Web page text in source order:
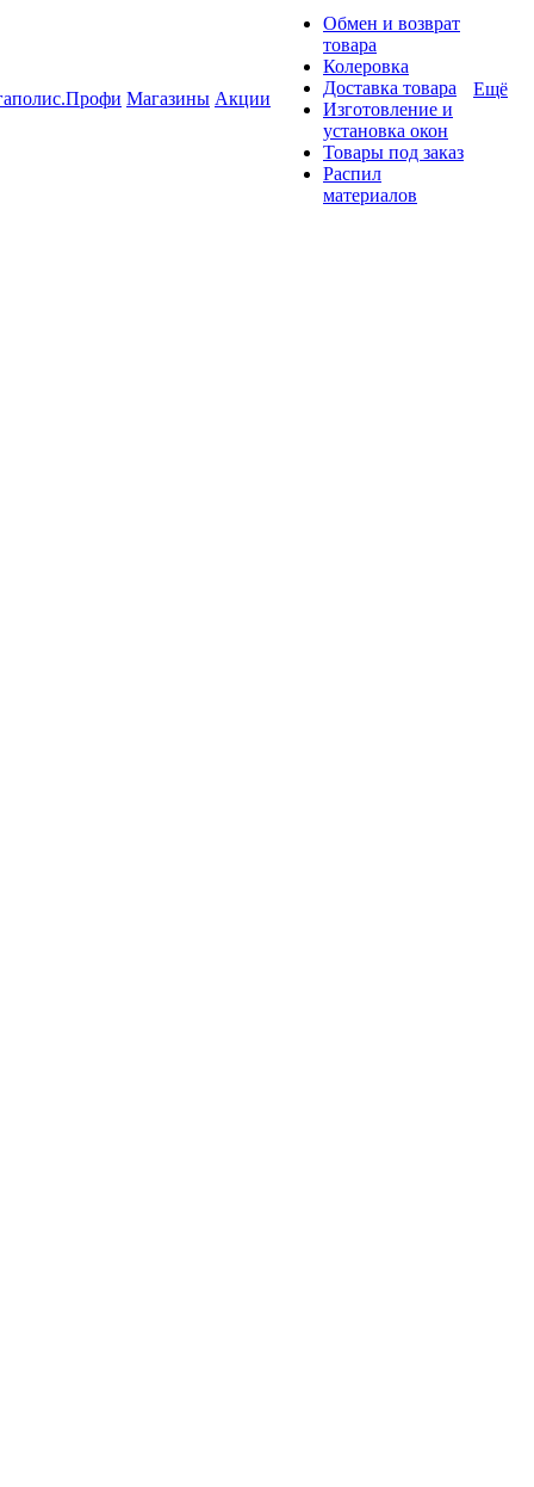
Магазины Акции
Обмен и возврат
товара
Колеровка
Доставка товара
Изготовление и
установка окон
Товары под заказ
Распил
материалов
Ещё